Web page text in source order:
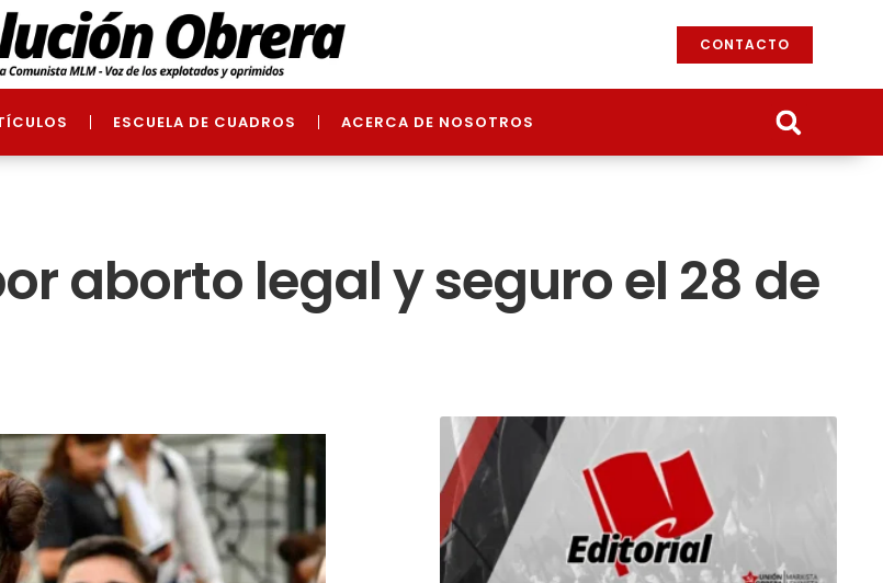
CONTACTO
ESCUELA DE CUADROS ACERCA DE NOSOTROS
aborto legal y seguro el 28 de